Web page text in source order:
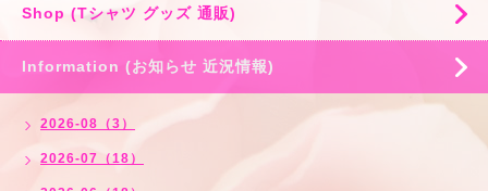
Shop (Tシャツ グッズ 通販)
Information (お知らせ 近況情報)
2026-08（3）
2026-07（18）